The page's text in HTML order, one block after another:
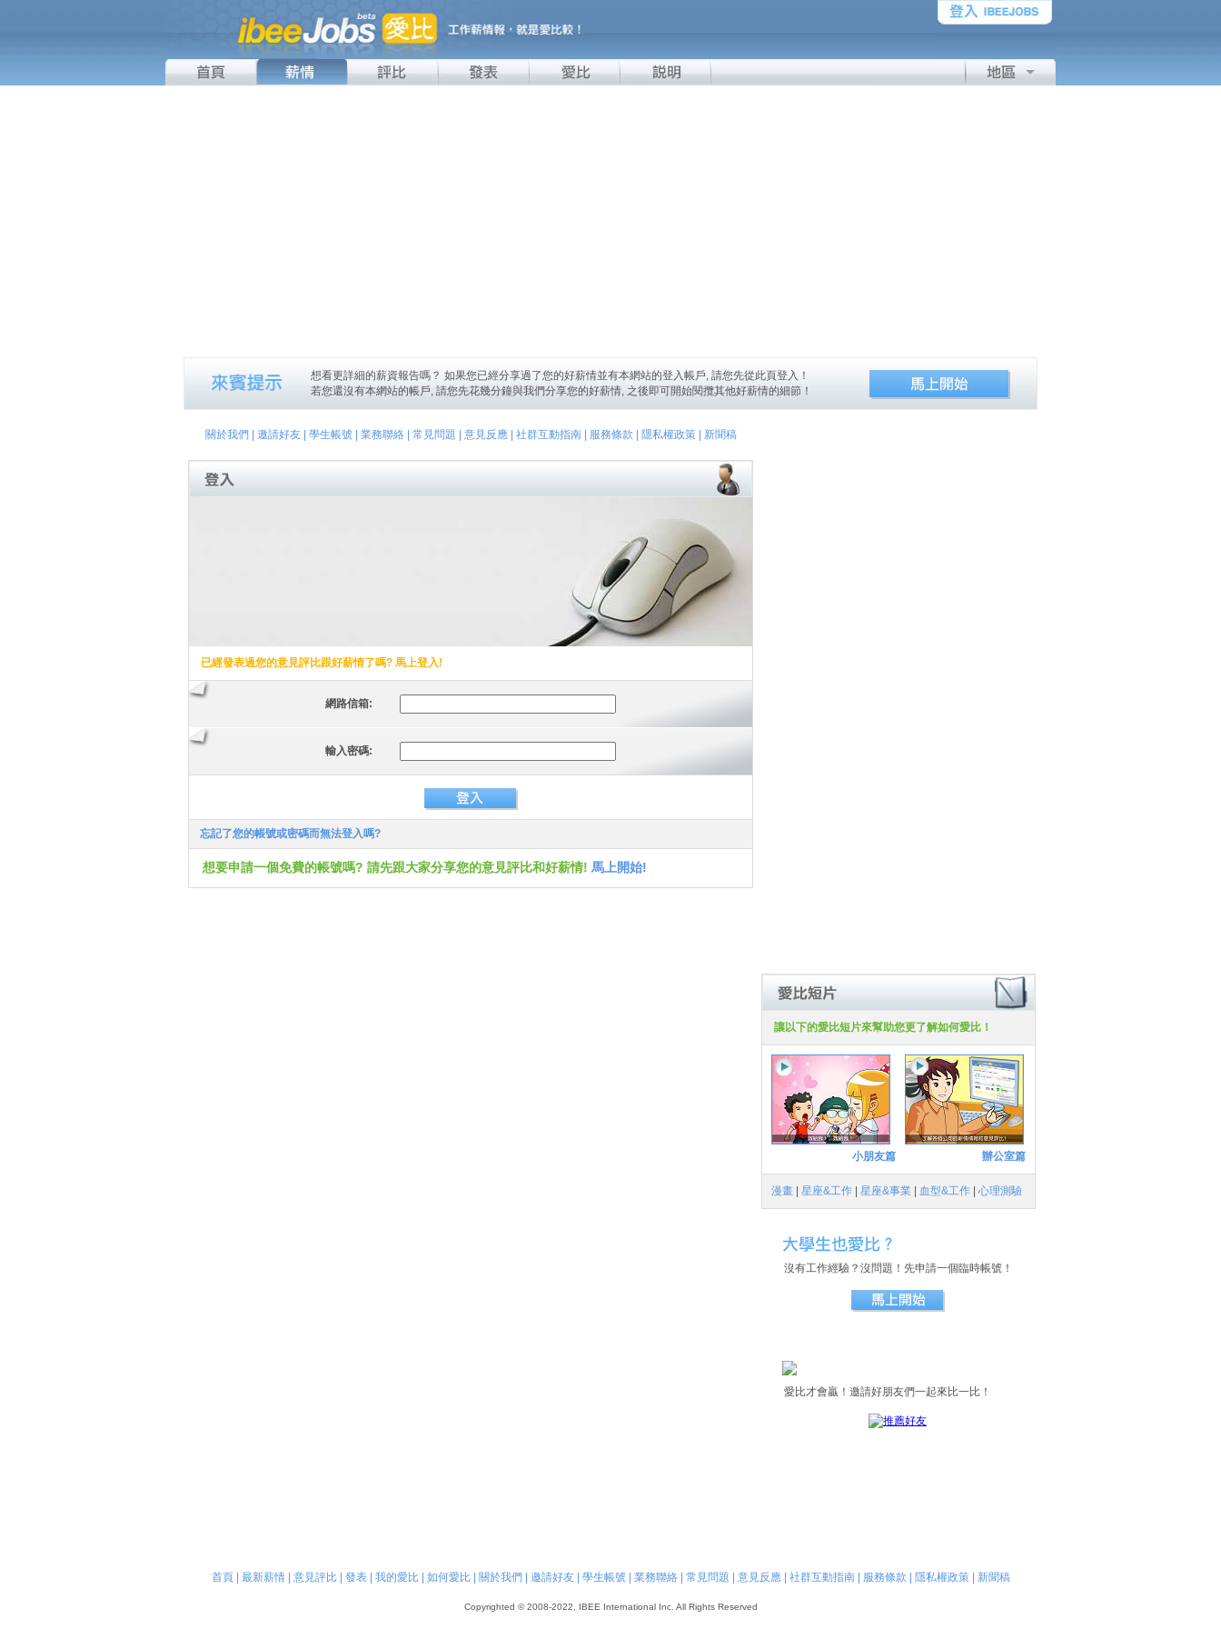
想看更詳細的薪資報告嗎？ 如果您已經分享過了您的好薪情並有本網站的登入帳戶, 請您先從此頁登入！
若您還沒有本網站的帳戶, 請您先花幾分鐘與我們分享您的好薪情, 之後即可開始閱攬其他好薪情的細節！
關於我們 邀請好友| 學生帳號| 業務聯絡| 常見問題 意見反應| 社群互動指南| 服務條款 隱私權政策| 新聞稿
已經發表過您的意見評比跟好薪情了嗎? 馬上登入!
網路信箱:
輸入密碼:
忘記了您的帳號或密碼而無法登入嗎?
想要申請一個免費的帳號嗎? 請先跟大家分享您的意見評比和好薪情! 馬上開始!
讓以下的愛比短片來幫助您更了解如何愛比！
小朋友篇 辦公室篇
漫畫 星座&工作 星座&事業 血型&工作 心理測驗
沒有工作經驗？沒問題！先申請一個臨時帳號！
愛比才會贏！邀請好朋友們一起來比一比！
首頁| 最新薪情| 意見評比| 發表| 我的愛比| 如何愛比| 關於我們 邀請好友| 學生帳號| 業務聯絡| 常見問題 意見反應| 社群互動指南| 服務條款 隱私權政策| 新聞稿
Copyrighted © 2008-2022, IBEE International Inc. All Rights Reserved